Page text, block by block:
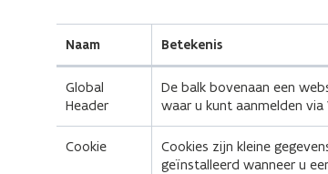
Naam Betekenis
Global
Header
De balk bovenaan een
waar u kunt aanmelden
Cookie
Cookies zijn kleine
geïnstalleerd wanneer u